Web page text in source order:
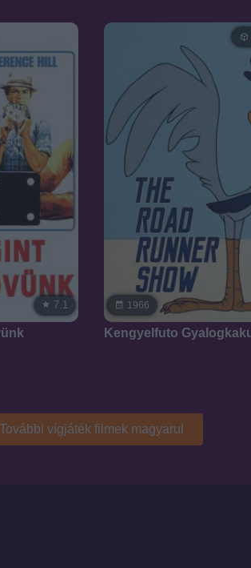
7.1 1966
Kengyelfuto
További vígjáték filmek magyarul